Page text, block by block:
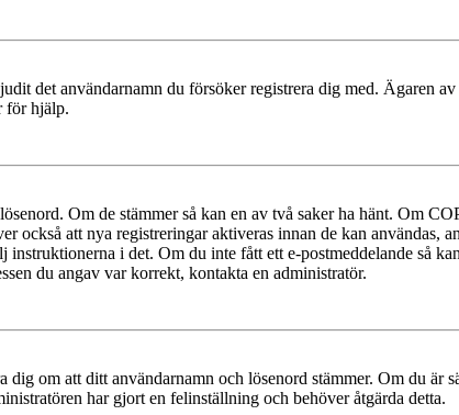
det användarnamn du försöker registrera dig med. Ägaren
för hjälp.
Om de stämmer så kan en av två saker ha hänt. Om
också att nya registreringar aktiveras innan de kan användas,
i det. Om du inte fått ett e-postmeddelande så
du angav var korrekt, kontakta en administratör.
om att ditt användarnamn och lösenord stämmer. Om du är
har gjort en felinställning och behöver åtgärda detta.